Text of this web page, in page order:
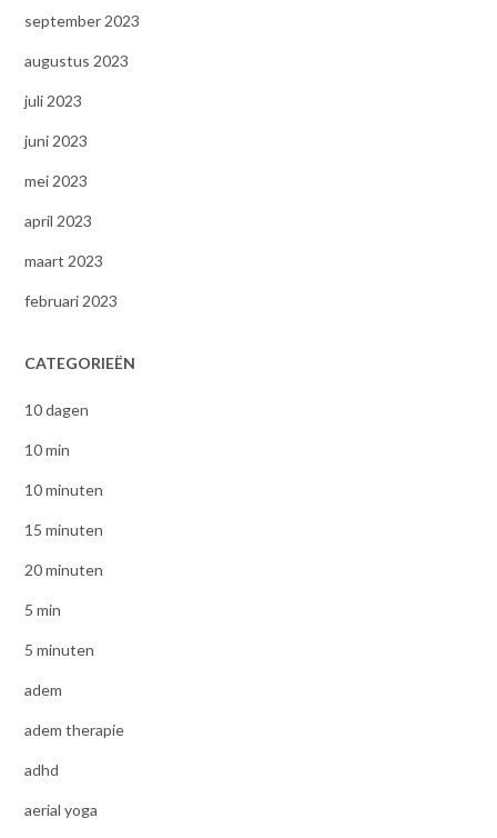
september 2023
augustus 2023
juli 2023
juni 2023
mei 2023
april 2023
maart 2023
februari 2023
CATEGORIEËN
10 dagen
10 min
10 minuten
15 minuten
20 minuten
5 min
5 minuten
adem
adem therapie
adhd
aerial yoga